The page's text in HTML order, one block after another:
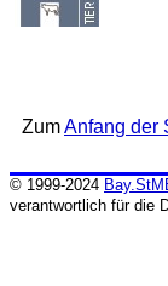
ZumAnfang der
© 1999-2024
verantwortlich für die